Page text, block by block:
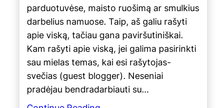
parduotuvėse, maisto ruošimą ar smulkius
darbelius namuose. Taip, aš galiu rašyti
apie viską, tačiau gana paviršutiniškai.
Kam rašyti apie viską, jei galima pasirinkti
sau mielas temas, kai esi rašytojas-
svečias (guest blogger). Neseniai
pradėjau bendradarbiauti su…